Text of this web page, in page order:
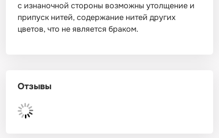
с изнаночной стороны возможны утолщение и
припуск нитей, содержание нитей других
цветов, что не является браком.
Отзывы